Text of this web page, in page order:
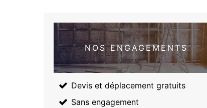
NOS ENGAGEMENTS
Devis et déplacement gratuits
Sans engagement